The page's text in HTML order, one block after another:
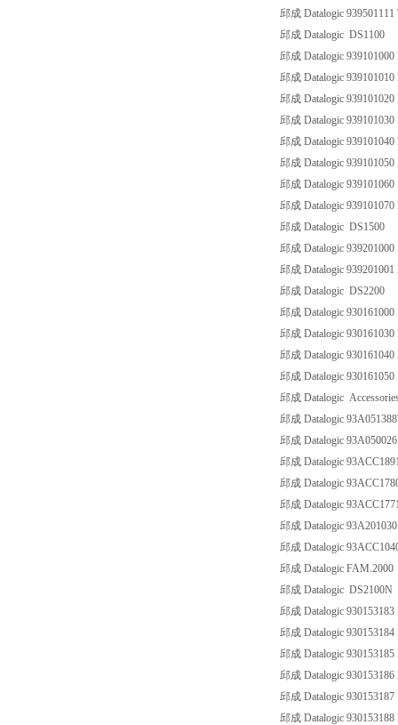
邱成 Datalogic
邱成 Datalogic DS1100
邱成 Datalogic
邱成 Datalogic
邱成 Datalogic
邱成 Datalogic 939101030
邱成 Datalogic
邱成 Datalogic
邱成 Datalogic
邱成 Datalogic
邱成 Datalogic DS1500
邱成 Datalogic
邱成 Datalogic
邱成 Datalogic DS2200
邱成 Datalogic
邱成 Datalogic
邱成 Datalogic
邱成 Datalogic
邱成 Datalogic
邱成 Datalogic
邱成 Datalogic
邱成 Datalogic
邱成 Datalogic
邱成 Datalogic
邱成 Datalogic
邱成 Datalogic
邱成 Datalogic FAM.2000
邱成 Datalogic DS2100N
邱成 Datalogic
邱成 Datalogic
邱成 Datalogic
邱成 Datalogic
邱成 Datalogic
邱成 Datalogic